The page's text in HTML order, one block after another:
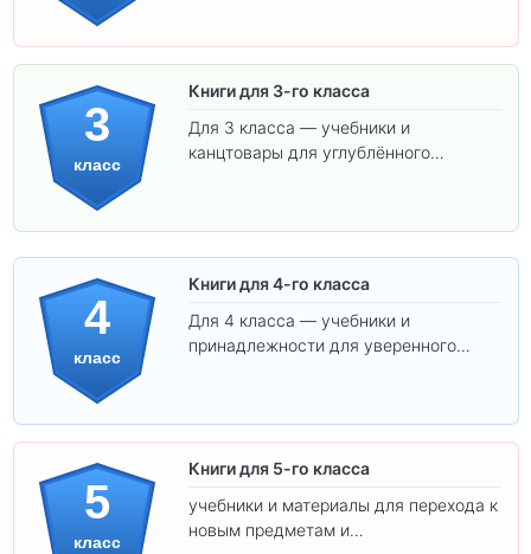
3
класс
Книги для 3-го класса
Для 3 класса — учебники и
канцтовары для углублённого
4
класс
Книги для 4-го класса
Для 4 класса — учебники и
принадлежности для уверенного
5
класс
Книги для 5-го класса
учебники и материалы для перехода к
новым предметам и